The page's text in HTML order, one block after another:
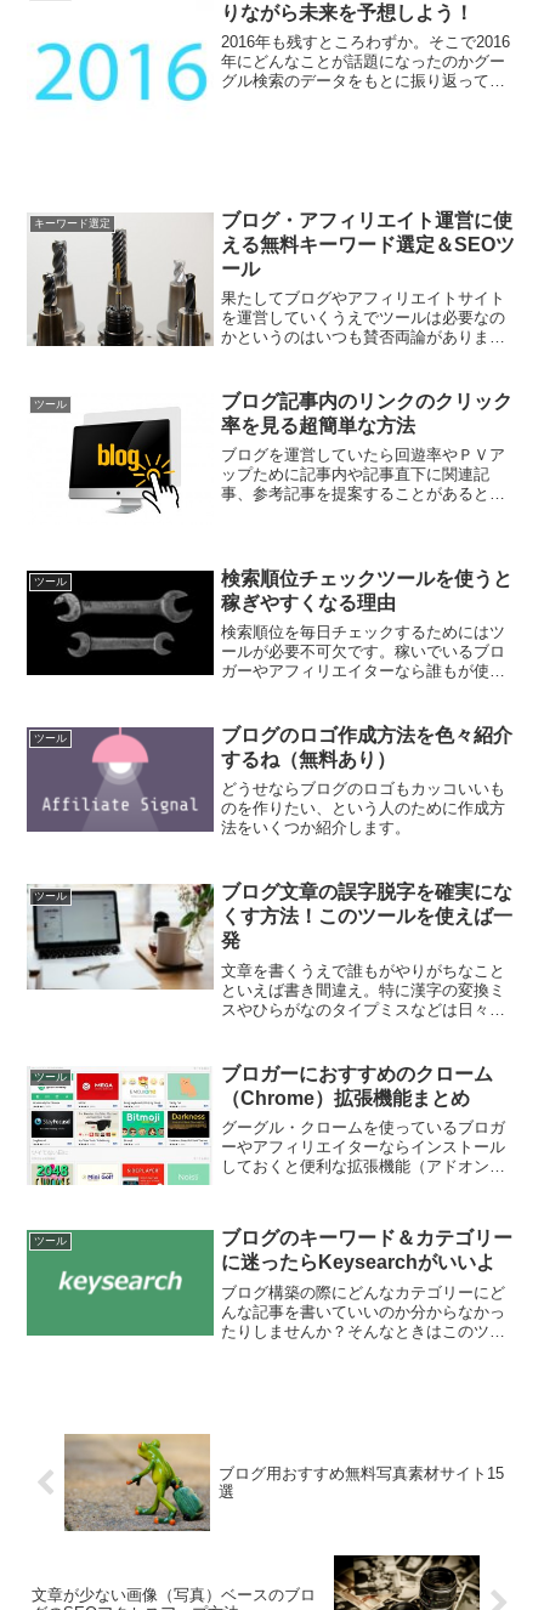
りながら未来を予想しよう！
2016年も残すところわずか。そこで2016
年にどんなことが話題になったのかグー
グル検索のデータをもとに振り返ってみ
キーワード選定
ブログ・アフィリエイト運営に使
える無料キーワード選定＆SEOツ
ール
果たしてブログやアフィリエイトサイト
を運営していくうえでツールは必要なの
かというのはいつも賛否両論がありま
タンスでやっています。ただし、知って
おいても損はないので、ここ...
ツール
ブログ記事内のリンクのクリック
率を見る超簡単な方法
ブログを運営していたら回遊率やＰＶア
ップために記事内や記事直下に関連記
事、参考記事を提案することがあると思
法をご紹介します。
ツール
検索順位チェックツールを使うと
稼ぎやすくなる理由
検索順位を毎日チェックするためにはツ
ールが必要不可欠です。稼いでいるブロ
ガーやアフィリエイターなら誰もが使っ
す。
ツール
ブログのロゴ作成方法を色々紹介
するね（無料あり）
どうせならブログのロゴもカッコいいも
のを作りたい、という人のために作成方
法をいくつか紹介します。
ツール
ブログ文章の誤字脱字を確実にな
くす方法！このツールを使えば一
発
文章を書くうえで誰もがやりがちなこと
といえば書き間違え。特に漢字の変換ミ
スやひらがなのタイプミスなどは日々文
すための方法とツールを紹介します。
１、誤字脱字を避けるには文...
ツール
ブロガーにおすすめのクローム
（Chrome）拡張機能まとめ
グーグル・クロームを使っているブロガ
ーやアフィリエイターならインストール
しておくと便利な拡張機能（アドオン）
ツール
ブログのキーワード＆カテゴリー
に迷ったらKeysearchがいいよ
ブログ構築の際にどんなカテゴリーにど
んな記事を書いていいのか分からなかっ
たりしませんか？そんなときはこのツー
ブログ用おすすめ無料写真素材サイト15
選
文章が少ない画像（写真）ベースのブロ